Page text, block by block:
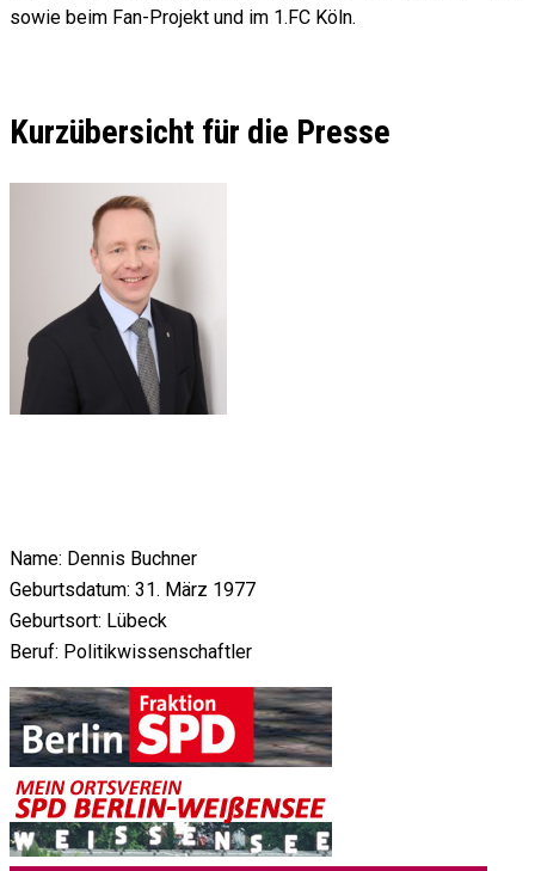
sowie beim Fan-Projekt und im 1.FC Köln.
Kurzübersicht für die Presse
Name: Dennis Buchner
Geburtsdatum: 31. März 1977
Geburtsort: Lübeck
Beruf: Politikwissenschaftler